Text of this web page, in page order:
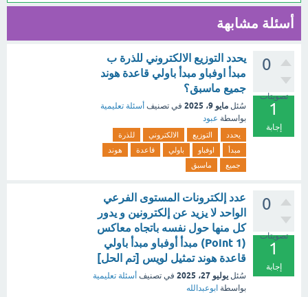
أسئلة مشابهة
0
تصويتات
1
إجابة
يحدد التوزيع الالكتروني للذرة ب
مبدأ اوفباو مبدأ باولي قاعدة هوند
جميع ماسبق؟
سُئل مايو 9، 2025 في تصنيف أسئلة تعليمية
بواسطة عبود
يحدد التوزيع الالكتروني
للذرة
مبدأ
اوفباو باولي قاعدة
هوند
جميع
ماسبق
0
تصويتات
1
إجابة
عدد إلكترونات المستوى الفرعي
الواحد لا يزيد عن إلكترونين و يدور
كل منها حول نفسه باتجاه معاكس
(1 Point) مبدأ أوفباو مبدأ باولي
قاعدة هوند تمثيل لويس [تم الحل]
سُئل يوليو 27، 2025 في تصنيف أسئلة تعليمية
بواسطة ابوعبدالله